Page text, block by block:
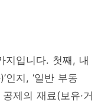
지입니다. 첫째, 내
인지, ‘일반 부동
제의 재료(보유·거